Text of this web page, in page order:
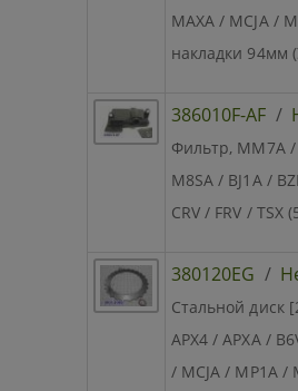
MAXA / MCJA /
накладки 94мм
386010F-AF /
Фильтр, MM7A
M8SA / BJ1A /
CRV / FRV /
380120EG /
Стальной диск
APX4 / APXA /
/ MCJA / MP1A /